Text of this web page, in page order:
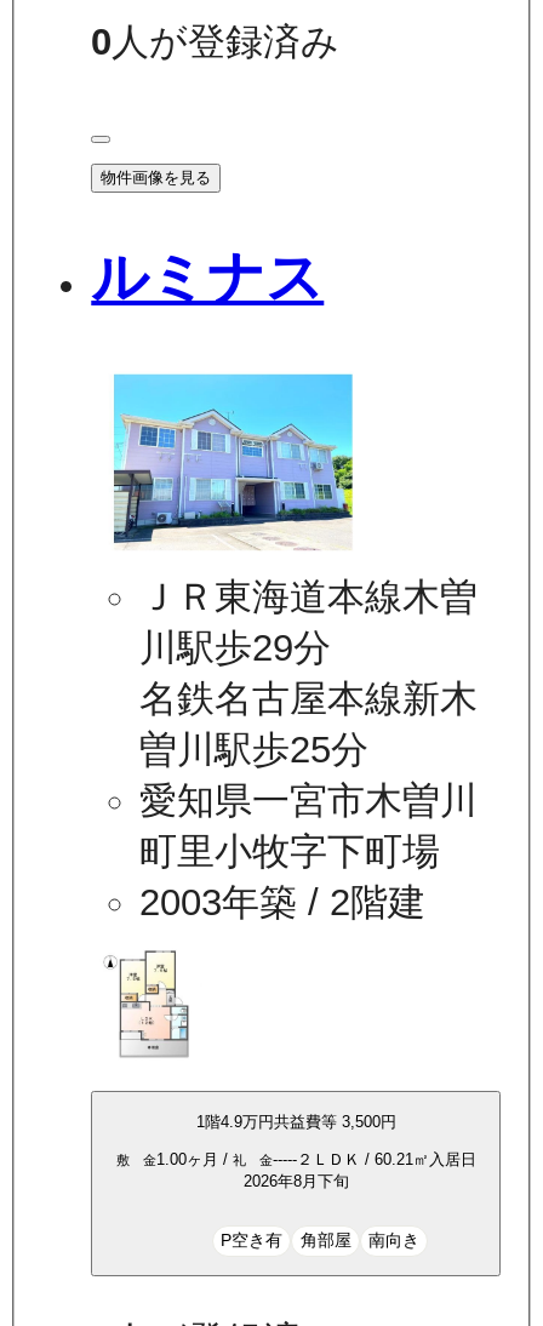
0 人が登録済み
物件画像を見る
ルミナス
ＪＲ東海道本線木曽
川駅歩29分
名鉄名古屋本線新木
曽川駅歩25分
愛知県一宮市木曽川
町里小牧字下町場
2003年築 / 2階建
1階4.9万円共益費等 3,500円
敷 金1.00ヶ月 / 礼 金-----２ＬＤＫ / 60.21 ㎡ 入居日
2026年8月下旬
P空き有 角部屋 南向き